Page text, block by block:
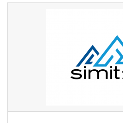
Salta al contenido principal